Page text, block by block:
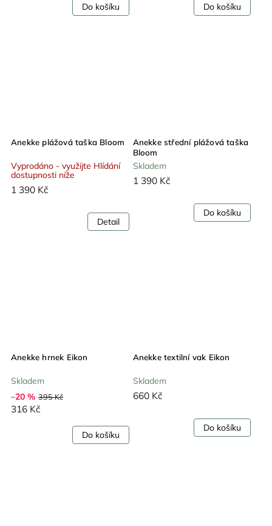
Do košíku Do košíku
Anekke plážová taška Bloom
Vyprodáno - využijte Hlídání
dostupnosti níže
1 390 Kč
Detail
Anekke střední plážová taška
Bloom
Skladem
1 390 Kč
Do košíku
Anekke hrnek Eikon
Skladem
–20 % 395 Kč
316 Kč
Do košíku
Anekke textilní vak Eikon
Skladem
660 Kč
Do košíku